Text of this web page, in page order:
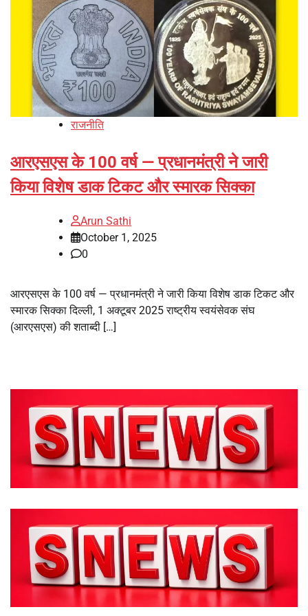
राजनीति
आरएसएस के 100 वर्ष — प्रधानमंत्री ने जारी
किया विशेष डाक टिकट और स्मारक सिक्का
Arun Sathi
October 1, 2025
0
आरएसएस के 100 वर्ष — प्रधानमंत्री ने जारी किया विशेष डाक टिकट और
स्मारक सिक्का दिल्ली, 1 अक्टूबर 2025 राष्ट्रीय स्वयंसेवक संघ
(आरएसएस) की शताब्दी […]